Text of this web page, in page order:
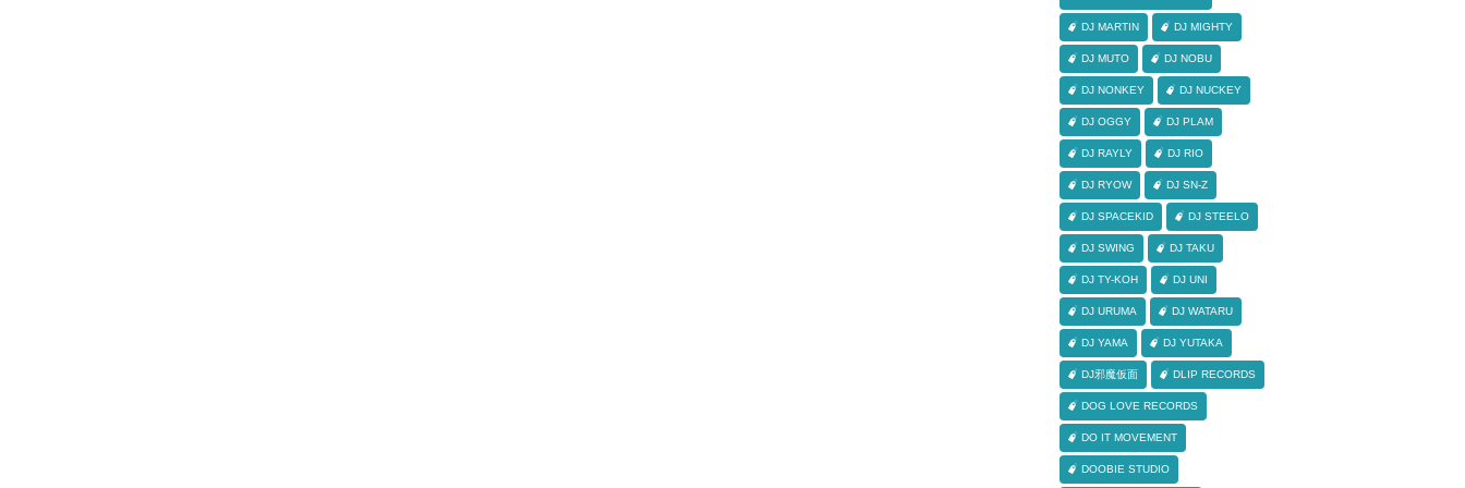
DJ MARTIN DJ MIGHTY
DJ MUTO DJ NOBU
DJ NONKEY DJ NUCKEY
DJ OGGY DJ PLAM
DJ RAYLY DJ RIO
DJ RYOW DJ SN-Z
DJ SPACEKID DJ STEELO
DJ SWING DJ TAKU
DJ TY-KOH DJ UNI
DJ URUMA DJ WATARU
DJ YAMA DJ YUTAKA
DJ邪魔仮面 DLIP RECORDS
DOG LOVE RECORDS
DO IT MOVEMENT
DOOBIE STUDIO